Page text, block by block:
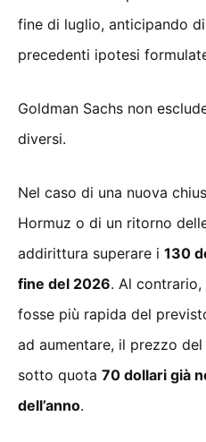
fine di luglio, anticipando
precedenti ipotesi
Goldman Sachs non
diversi.
Nel caso di una nuova
Hormuz o di un ritorno
addirittura superare i 130
fine del 2026. Al
fosse più rapida del
ad aumentare, il prezzo
sotto quota 70 dollari già
dell’anno.